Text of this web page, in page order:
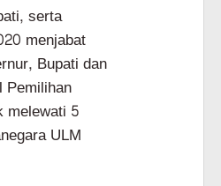
serta
menjabat
Bupati dan
melewati 5
ULM